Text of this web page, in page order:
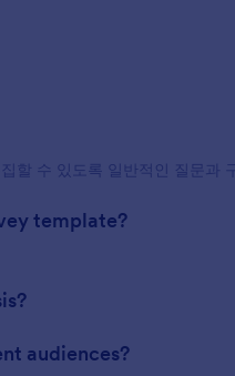
할 수 있도록 일반적인 질문과
template?
audiences?